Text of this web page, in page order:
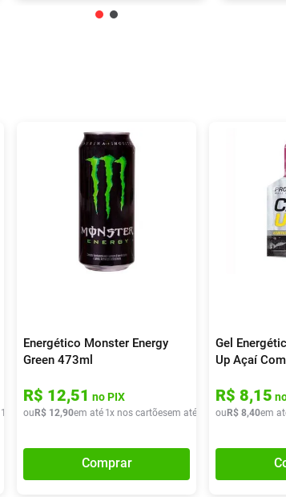
1 R$ 9, 90
Energético Monster Energy
Green 473ml
R$ 12,51 no PIX
ou R$ 12,90em até 1x nos cartõesem até x deR$ 12,90
Comprar
Gel
Up Açaí
R$ 8,15
ou R$ 8,40em